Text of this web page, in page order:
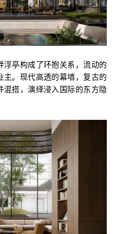
亭构成了环抱关系，流动的
。现代高透的幕墙，复古的
搭，演绎浸入国际的东方隐